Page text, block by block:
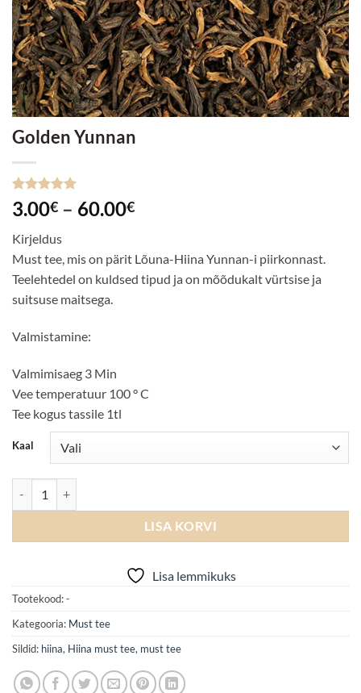
Golden Yunnan
Hinnatud
5/5
1
kliendi
põhjal
3.00€ – 60.00€Hinnavahemik:
60.00€
Kirjeldus
Must tee, mis on pärit Lõuna-Hiina Yunnan-i piirkonnast.
Teelehtedel on kuldsed tipud ja on mõõdukalt vürtsise ja
suitsuse maitsega.
Valmistamine:
Valmimisaeg 3 Min
Vee temperatuur 100 ° C
Tee kogus tassile 1tl
Kaal
LISA KORVI
Lisa lemmikuks
Tootekood:-
Kategooria: Must tee
Sildid: hiina, Hiina must tee, must tee